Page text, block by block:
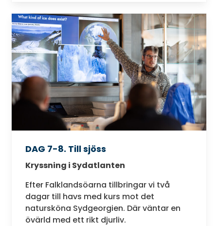
DAG 7-8. Till sjöss
Kryssning i Sydatlanten
Efter Falklandsöarna tillbringar vi två
dagar till havs med kurs mot det
natursköna Sydgeorgien. Där väntar en
övärld med ett rikt djurliv.